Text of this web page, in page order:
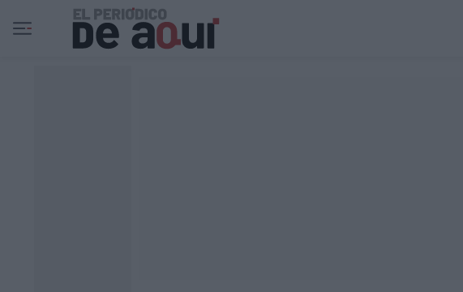
Ir al contenido principal